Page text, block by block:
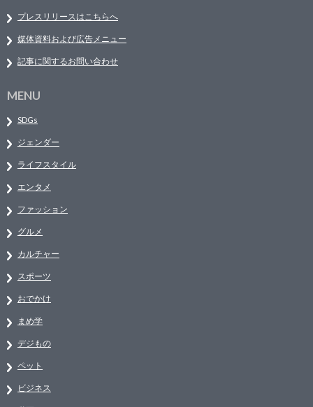
プレスリリースはこちらへ
媒体資料および広告メニュー
記事に関するお問い合わせ
MENU
SDGs
ジェンダー
ライフスタイル
エンタメ
ファッション
グルメ
カルチャー
スポーツ
おでかけ
まめ学
デジもの
ペット
ビジネス